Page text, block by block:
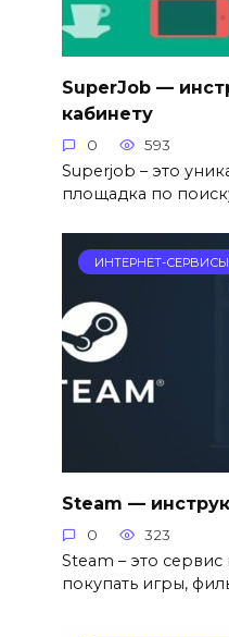
SuperJob —
кабинету
0 593
Superjob – это
площадка по
ИНТЕРНЕТ-СЕРВИСЫ
Steam —
0 323
Steam – это
покупать игры,